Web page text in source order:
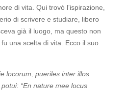
di vita. Qui trovò l’ispirazione,
di scrivere e studiare, libero
già il luogo, ma questo non
una scelta di vita. Ecco il suo
locorum, pueriles inter illos
“En nature mee locus